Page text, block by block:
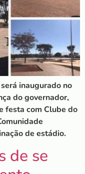
inaugurado no
do governador,
festa com Clube do
de estádio.
de se